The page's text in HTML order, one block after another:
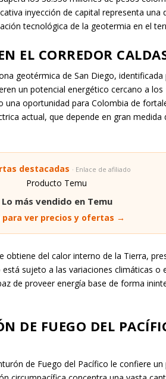
inyección de capital representa una
tecnológica de la geotermia en el
EL CORREDOR
geotérmica de San Diego,
un potencial energético cercano a
oportunidad para Colombia de
actual, que depende en gran
destacadas · Enlace de afiliado
Lo más vendido en Temu
para ver precios y ofertas →
obtiene del calor interno de la Tierra,
sujeto a las variaciones climáticas o
de proveer energía base de forma
DE FUEGO DEL
de Fuego del Pacífico le confiere